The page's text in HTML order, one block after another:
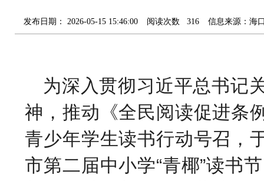
发布日期： 2026-05-15 15:46:00 阅读次数 316 信息来源： 海
为深入贯彻习近平总书记
神，推动《全民阅读促进条
青少年学生读书行动号召，
市第二届中小学“青椰”读书